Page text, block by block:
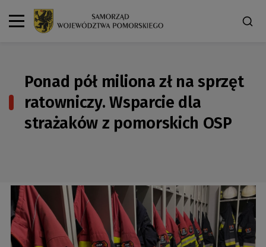
Ponad pół miliona zł na sprzęt
ratowniczy. Wsparcie dla
strażaków z pomorskich OSP